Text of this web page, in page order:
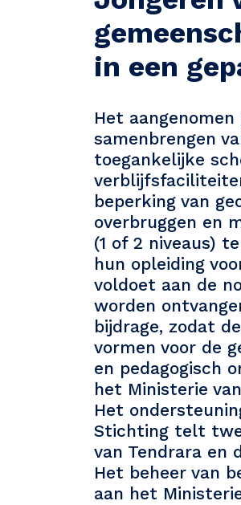
in een
Het
samenbrengen
toegankelijke
beperking van
overbruggen en
(1 of 2 niveaus)
hun opleiding
voldoet aan de
worden
bijdrage, zodat
vormen voor de
en pedagogisch
het Ministerie
Het
Stichting telt
van Tendrara en
Het beheer van
aan het